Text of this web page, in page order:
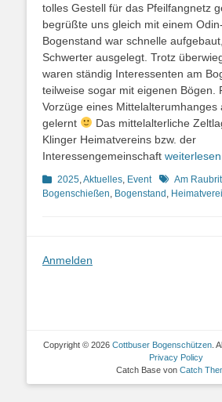
tolles Gestell für das Pfeilfangnetz
begrüßte uns gleich mit einem
Bogenstand war schnelle
Schwerter ausgelegt. Trotz
waren ständig Interessenten am
teilweise sogar mit eigenen Bögen.
Vorzüge eines Mittelalterumhanges
gelernt
Das mittelalterliche
Klinger Heimatvereins bzw. der
Interessengemeinschaft
Kategorien
2025 Aktuelles Event Schlagworte
Am
Bogenschießen Bogenstand
Anmelden
Copyright © 2026 Cottbuser Bogenschützen .
Privacy Policy
Catch Base von Catch